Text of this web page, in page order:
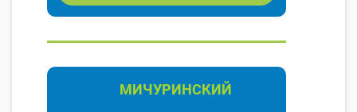
МИЧУРИНСКИЙ